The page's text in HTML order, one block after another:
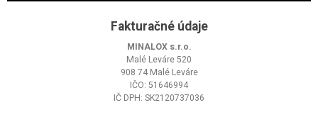
Fakturačné údaje
MINALOX s.r.o.
Malé Leváre 520
908 74 Malé Leváre
IČO: 51646994
IČ DPH: SK2120737036